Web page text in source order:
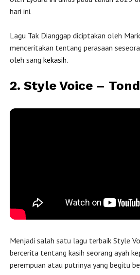
hari ini.
Lagu Tak Dianggap diciptakan oleh
menceritakan tentang perasaan
oleh sang kekasih.
2. Style Voice –
Menjadi salah satu lagu terbaik Style
bercerita tentang kasih seorang ayah
perempuan atau putrinya yang begitu